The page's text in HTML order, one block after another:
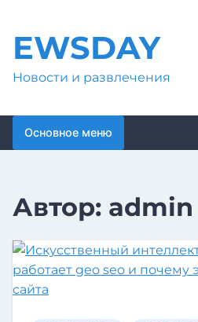
содержимому
EWSDAY
Новости и развлечения
Основное меню
Автор: admin